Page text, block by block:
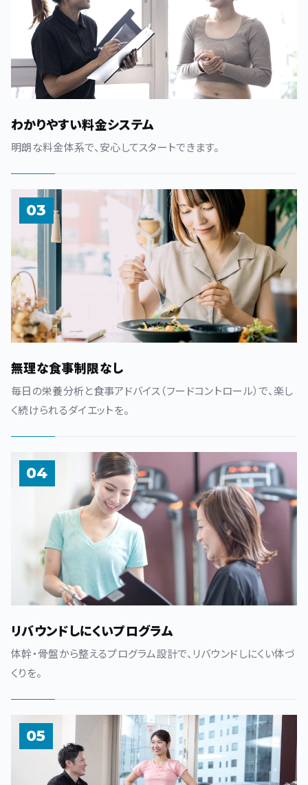
わかりやすい料金システム
明朗な料金体系で、安心してスタートできます。
03
無理な食事制限なし
毎日の栄養分析と食事アドバイス（フードコントロール）で、楽し
く続けられるダイエットを。
04
リバウンドしにくいプログラム
体幹・骨盤から整えるプログラム設計で、リバウンドしにくい体づ
くりを。
05